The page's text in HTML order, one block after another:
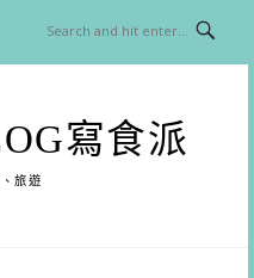
寫食派
旅遊